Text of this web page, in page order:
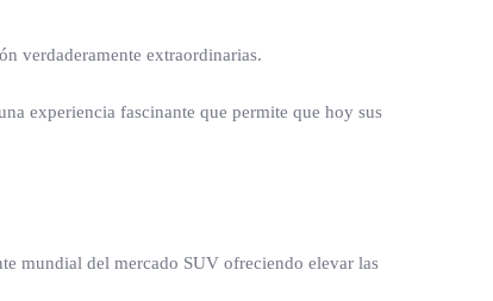
verdaderamente extraordinarias.
experiencia fascinante que permite que hoy sus
mundial del mercado SUV ofreciendo elevar las